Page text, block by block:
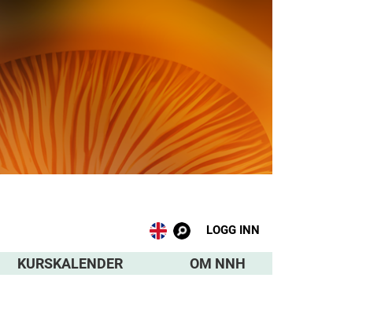
LOGG INN
KURSKALENDER OM NNH